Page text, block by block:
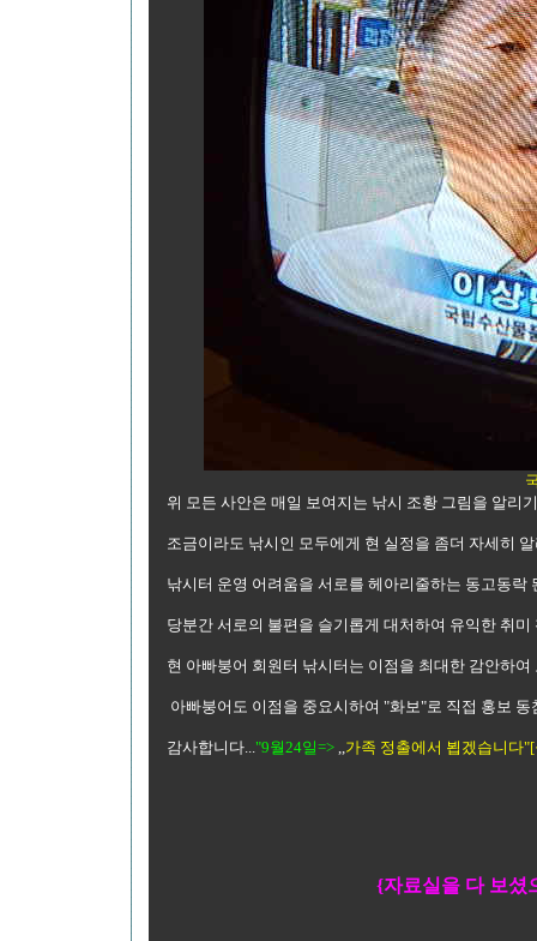
위 모든 사안은 매일 보여지는 낚시 조황 그림을 알리
조금이라도 낚시인 모두에게 현 실정을 좀더 자세히 알
낚시터 운영 어려움을 서로를 헤아리줄하는 동고동
당분간 서로의 불편을 슬기롭게 대처하여 유익한 취
현 아빠붕어 회원터 낚시터는 이점을 최대한 감안하
아빠붕어도 이점을 중요시하여 "화보"로 직접 홍보 동
감사합니다..."9월24일=> ,,가족 정출에서 뵙겠습니다
{자료실을 다 보셨